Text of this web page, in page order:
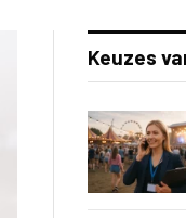
Keuzes